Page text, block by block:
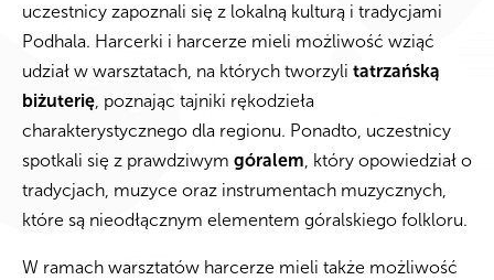
uczestnicy zapoznali się z lokalną kulturą i tradycjami
Podhala. Harcerki i harcerze mieli możliwość wziąć
udział w warsztatach, na których tworzyli tatrzańską
biżuterię, poznając tajniki rękodzieła
charakterystycznego dla regionu. Ponadto, uczestnicy
spotkali się z prawdziwym góralem, który opowiedział o
tradycjach, muzyce oraz instrumentach muzycznych,
które są nieodłącznym elementem góralskiego folkloru.
W ramach warsztatów harcerze mieli także możliwość